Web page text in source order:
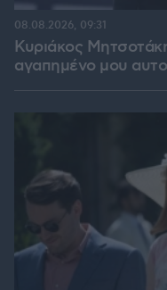
Κυριάκος
αγαπημένο μου
08.08.2026, 09:31